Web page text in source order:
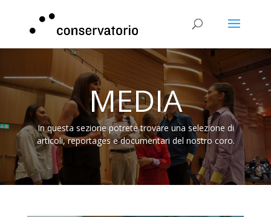
MEDIA
In questa sezione potrete trovare una selezione di
articoli, reportages e documentari del nostro coro.